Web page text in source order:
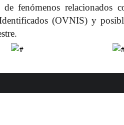
fenómenos relacionados
(OVNIS) y